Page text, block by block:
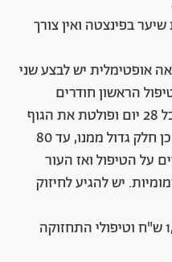
בפינצטה ואין צורך
אופטימלית יש לבצע שני
הראשון חודרים
לאפידרמיס, שכבה המתחלפת כל 28 יום ופולטת את הגוף
הזר, במקרה הזה הפיגמנט, ועל כן חלק גדול ממנו, עד 80
על הטיפול ואז העור
יש להגיע לחיזוק
שני הטיפולים עולים 1,500 ש"ח וטיפולי התחזוקה